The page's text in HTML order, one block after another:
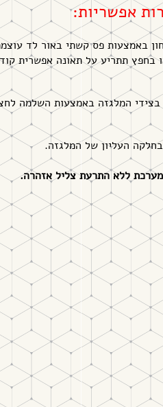
באמצעות פס קשתי באור לד
בחפץ תתריע על תאונה אפשרית
גזרה (2 פנסי צד) בצידי המלגזה באמצעות
ללא התרעת צליל אזהרה.